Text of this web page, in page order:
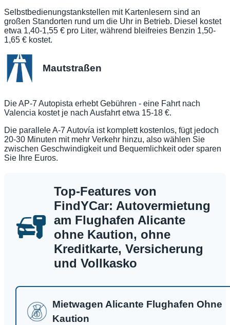
Selbstbedienungstankstellen mit Kartenlesern sind an
großen Standorten rund um die Uhr in Betrieb. Diesel kostet
etwa 1,40-1,55 € pro Liter, während bleifreies Benzin 1,50-
1,65 € kostet.
Mautstraßen
Die AP-7 Autopista erhebt Gebühren - eine Fahrt nach
Valencia kostet je nach Ausfahrt etwa 15-18 €.
Die parallele A-7 Autovía ist komplett kostenlos, fügt jedoch
20-30 Minuten mit mehr Verkehr hinzu, also wählen Sie
zwischen Geschwindigkeit und Bequemlichkeit oder sparen
Sie Ihre Euros.
Top-Features von
FindYCar: Autovermietung
am Flughafen Alicante
ohne Kaution, ohne
Kreditkarte, Versicherung
und Vollkasko
Mietwagen Alicante Flughafen Ohne
Kaution